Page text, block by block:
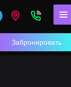
Забронировать